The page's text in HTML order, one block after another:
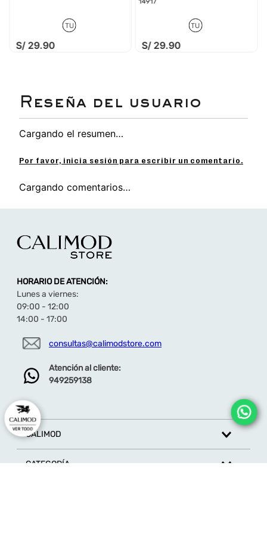
TU
S/ 29.90
TU
S/ 29.90
Cargando el resumen…
Por favor, inicia sesión para escribir un comentario.
Cargando comentarios…
HORARIO DE ATENCIÓN:
Lunes a viernes:
09:00 - 12:00
14:00 - 17:00
consultas@calimodstore.com
Atención al cliente:
949259138
CALIMOD
CATEGORÍA